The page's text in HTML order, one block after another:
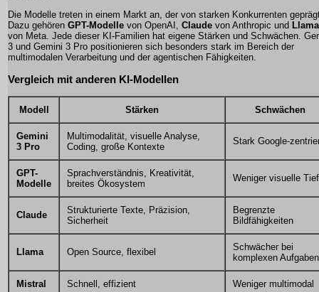
Die Modelle treten in einem Markt an, der von starken Konkurrenten
Dazu gehören GPT-Modelle von OpenAI, Claude von Anthropic und Llama
von Meta. Jede dieser KI-Familien hat eigene Stärken und Schwächen.
3 und Gemini 3 Pro positionieren sich besonders stark im Bereich der
multimodalen Verarbeitung und der agentischen Fähigkeiten.
Vergleich mit anderen KI-Modellen
Modell Stärken Schwächen
Gemini
3 Pro
Multimodalität, visuelle Analyse,
Coding, große Kontexte
Stark Google-
GPT-
Modelle
Sprachverständnis, Kreativität,
breites Ökosystem
Weniger visuelle
Claude
Strukturierte Texte, Präzision,
Sicherheit
Begrenzte
Bildfähigkeiten
Llama Open Source, flexibel
Schwächer bei
komplexen Aufgaben
Mistral Schnell, effizient Weniger multimodal